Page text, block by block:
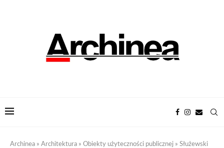
Archinea » Architektura » Obiekty użyteczności publicznej » Służewski